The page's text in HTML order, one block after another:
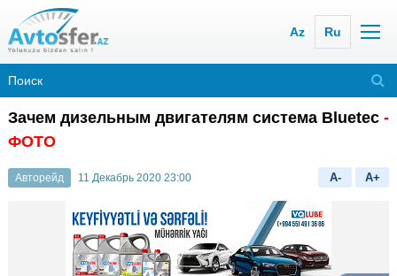
Az Ru
Зачем дизельным двигателям система Bluetec -
ФОТО
Авторейд 11 Декабрь 2020 23:00 A- A+